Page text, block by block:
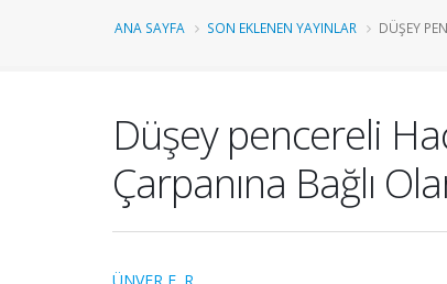
ANA SAYFA SON EKLENEN YAYINLAR DÜŞEY
Düşey pencereli
Çarpanına Bağlı